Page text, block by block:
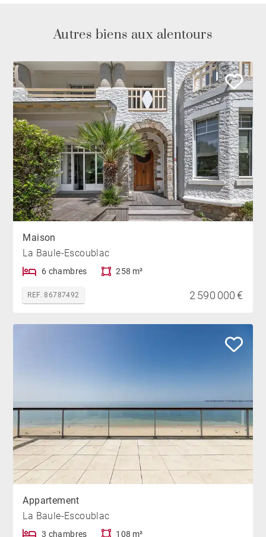
Autres biens aux alentours
Maison
La Baule-Escoublac
6 chambres 258 m²
REF. 86787492 2 590 000 €
Appartement
La Baule-Escoublac
3 chambres 108 m²